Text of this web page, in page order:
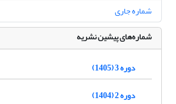
شماره جاری
شماره‌های پیشین نشریه
دوره 3 (1405)
دوره 2 (1404)